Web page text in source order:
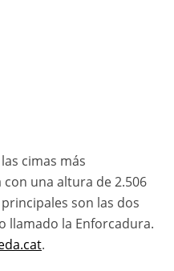
cimas más
una altura de 2.506
son las dos
llamado la Enforcadura.
.